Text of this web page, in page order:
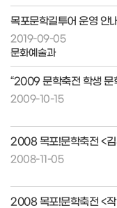
목포문학길투어 운영 안
2019-09-05
문화예술과
“2009 문학축전 학생 문
2009-10-15
2008 목포!문학축전 <김
2008-11-05
2008 목포!문학축전 <